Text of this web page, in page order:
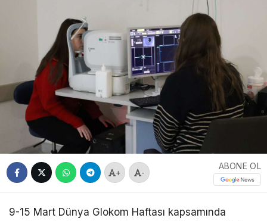
+ -
ABONE OL
9-15 Mart Dünya Glokom Haftası kapsamında